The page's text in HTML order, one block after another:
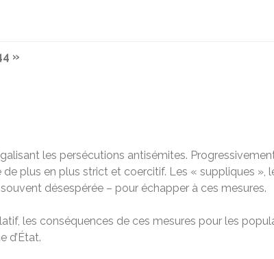
»
les persécutions antisémites. Progressivement,
plus en plus strict et coercitif. Les « suppliques »,
désespérée – pour échapper à ces mesures.
les conséquences de ces mesures pour les
d’État.